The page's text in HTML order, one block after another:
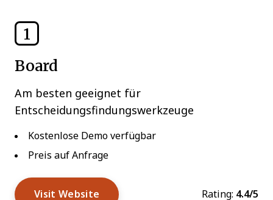
1
Board
Am besten geeignet für
Entscheidungsfindungswerkzeuge
Kostenlose Demo verfügbar
Preis auf Anfrage
Visit Website Rating: 4.4/5